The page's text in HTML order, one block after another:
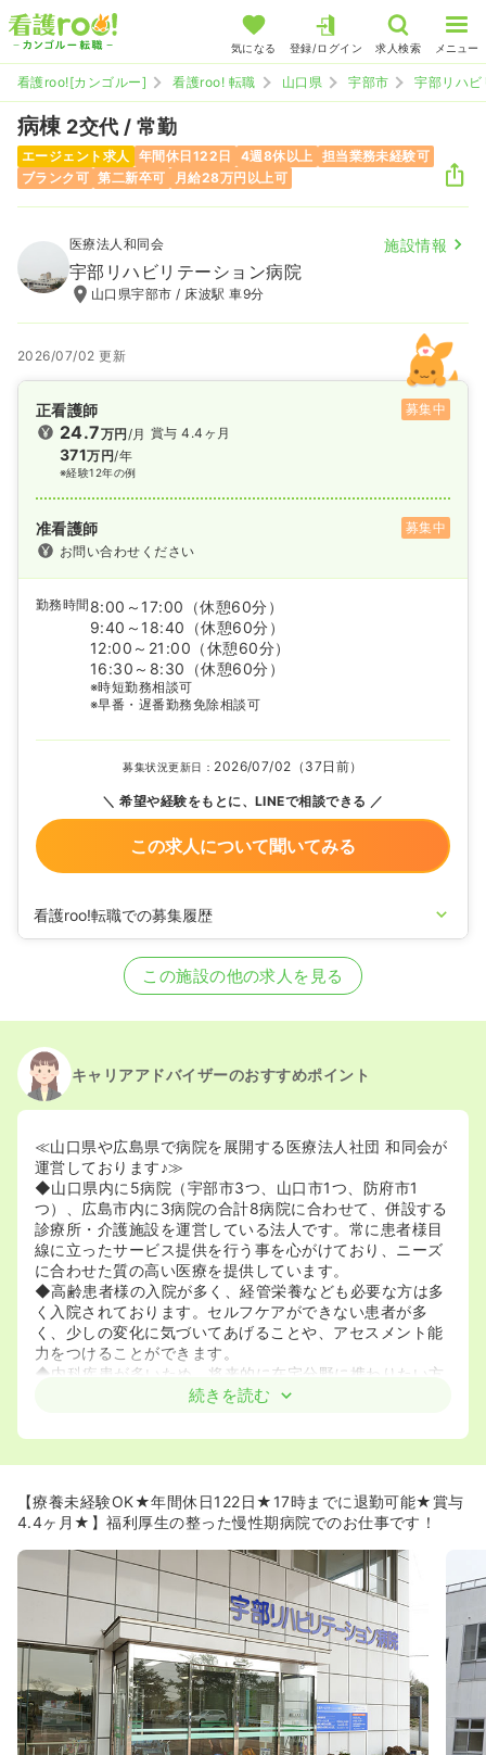
気になる 登録/ログイン 求人検索 メニュー
看護roo![カンゴルー] 看護roo! 転職 山口県 宇部市 宇部リハ
病棟 2交代 / 常勤
エージェント求人 年間休日122日 4週8休以上 担当業務未経験可
ブランク可 第二新卒可 月給28万円以上可
医療法人和同会 施設情報
宇部リハビリテーション病院
山口県宇部市 / 床波駅 車9分
2026/07/02 更新
正看護師 募集中
24.7万円/月
371万円/年
※経験12年の例
賞与 4.4ヶ月
准看護師
募集中
お問い合わせください
勤務時間 8:00～17:00
（休憩60分）
9:40～18:40
（休憩60分）
12:00～21:00 （休憩60分）
16:30～8:30
（休憩60分）
※時短勤務相談可
※早番・遅番勤務免除相談可
募集状況更新日： 2026/07/02（37日前）
希望や経験をもとに、LINEで相談できる
この求人について聞いてみる
看護roo!転職での募集履歴
正・准看護師の募集を休止
正・准看護師を募集中
この施設の他の求人を見る
キャリアアドバイザーのおすすめポイント
≪山口県や広島県で病院を展開する医療法人社団 和同会が
運営しております♪≫
◆山口県内に5病院（宇部市3つ、山口市1つ、防府市1
つ）、広島市内に3病院の合計8病院に合わせて、併設する
診療所・介護施設を運営している法人です。常に患者様目
線に立ったサービス提供を行う事を心がけており、ニーズ
に合わせた質の高い医療を提供しています。
◆高齢患者様の入院が多く、経管栄養なども必要な方は多
く入院されております。セルフケアができない患者が多
く、少しの変化に気づいてあげることや、アセスメント能
力をつけることができます。
◆内科疾患が多いため、将来的に在宅分野に携わりたい方
には経験を積むことが出来る職場です。
≪宇部市の東部を中心に、地域の方々のためのサービスを
して、患者様の在宅復帰を目的として医療行為を提供して
おります！
開しており、法人内でワンストップのサービスを提供出来
る大規模な設備が整っています！
◆電子カルテを導入しており、より働きやすい環境に変化
しています！
◆看護師をいくつかのチームに分けて、その中で患者様を
1対1で受け持ちをしていただきます。受け持ちを持ちなが
ら、チーム全体で1人の患者様の入院から在宅まで責任を持
っていく形式なので、先輩や同期との関わりの中で、1人1
人に向き合うことができます！
続きを読む
【療養未経験OK★年間休日122日★17時までに退勤可能★賞与
4.4ヶ月★】福利厚生の整った慢性期病院でのお仕事です！